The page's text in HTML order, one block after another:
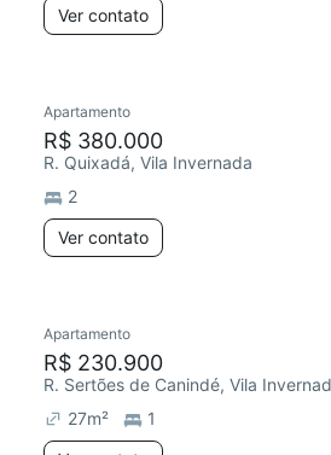
Ver contato
Apartamento
R$ 380.000
R. Quixadá, Vila Invernada
2
Ver contato
Apartamento
R$ 230.900
R. Sertões de Canindé, Vila
27m²
1